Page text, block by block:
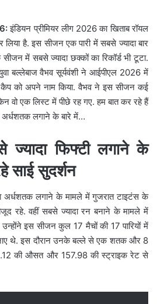
इंडियन प्रीमियर लीग 2026 का खिताब रॉयल
है. इस सीजन एक पारी में सबसे ज्यादा बार
में सबसे ज्यादा छक्कों का रिकॉर्ड भी टूटा.
बल्लेबाज वैभव सूर्यवंशी ने आईपीएल 2026 में
को अपने नाम किया. वैभव ने इस सीजन कई
वो एक लिस्ट में पीछे रह गए. हम बात कर रहे हैं
लगाने के बारे में…
फिफ्टी लगाने के
साई सुदर्शन
अर्धशतक लगाने के मामले में गुजरात टाइटंस के
रहे. वहीं सबसे ज्यादा रन बनाने के मामले में
इस सीजन कुल 17 मैचों की 17 पारियों में
थे. इस दौरान उनके बल्ले से एक शतक और 8
की औसत और 157.98 की स्ट्राइक रेट से